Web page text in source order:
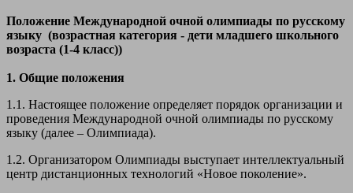
Положение Международной очной олимпиады по русскому
языку (возрастная категория - дети младшего школьного
возраста (1-4 класс))
1. Общие положения
1.1. Настоящее положение определяет порядок организации и
проведения Международной очной олимпиады по русскому
языку (далее – Олимпиада).
1.2. Организатором Олимпиады выступает интеллектуальный
центр дистанционных технологий «Новое поколение».